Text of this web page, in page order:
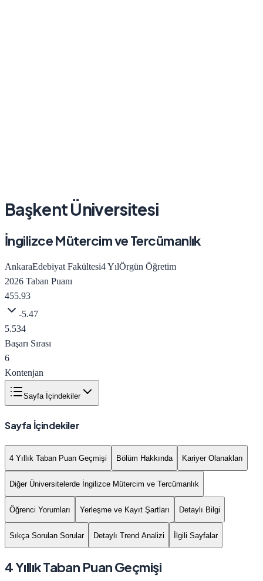
Başkent Üniversitesi
İngilizce Mütercim ve Tercümanlık
AnkaraEdebiyat Fakültesi4YılÖrgün Öğretim
2026 Taban Puanı
455.93
-5.47
5.534
Başarı Sırası
6
Kontenjan
Sayfa İçindekiler
Sayfa İçindekiler
4 Yıllık Taban Puan Geçmişi Bölüm Hakkında Kariyer Olanakları
Diğer Üniversitelerde İngilizce Mütercim ve Tercümanlık
Öğrenci Yorumları Yerleşme ve Kayıt Şartları Detaylı Bilgi
Sıkça Sorulan Sorular Detaylı Trend Analizi İlgili Sayfalar
4 Yıllık Taban Puan Geçmişi